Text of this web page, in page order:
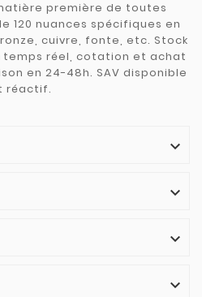
première de toutes
120 nuances spécifiques en
cuivre, fonte, etc. Stock
temps réel, cotation et achat
en 24-48h. SAV disponible
réactif.



